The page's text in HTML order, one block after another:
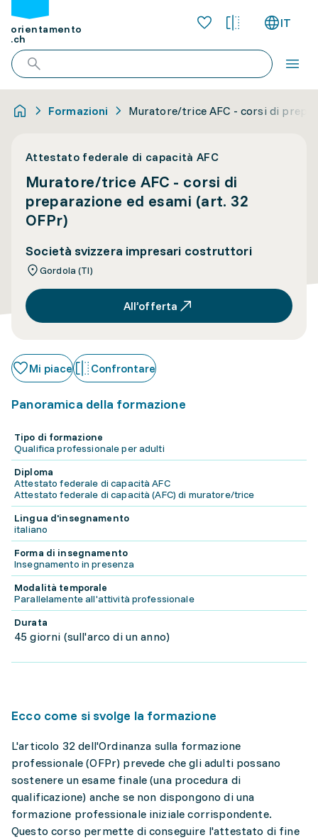
orientamento
.ch
IT
Formazioni Muratore/trice AFC - corsi di
Attestato federale di capacità AFC
Muratore/trice AFC - corsi di
preparazione ed esami (art. 32
OFPr)
Società svizzera impresari costruttori
Gordola (TI)
All’offerta
Mi piace Confrontare
Panoramica della formazione
Tipo di formazione
Qualifica professionale per adulti
Diploma
Attestato federale di capacità AFC
Attestato federale di capacità (AFC) di muratore/trice
Lingua d'insegnamento
italiano
Forma di insegnamento
Insegnamento in presenza
Modalità temporale
Parallelamente all'attività professionale
Durata
45 giorni (sull'arco di un anno)
Ecco come si svolge la formazione
L'articolo 32 dell'Ordinanza sulla formazione
professionale (OFPr) prevede che gli adulti possano
sostenere un esame finale (una procedura di
qualificazione) anche se non dispongono di una
formazione professionale iniziale corrispondente.
Questo corso permette di conseguire l'attestato di fine